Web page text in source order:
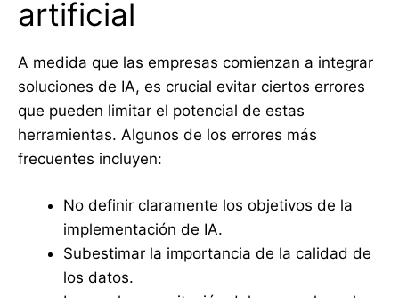
artificial
A medida que las empresas comienzan a integrar
soluciones de IA, es crucial evitar ciertos errores
que pueden limitar el potencial de estas
herramientas. Algunos de los errores más
frecuentes incluyen:
No definir claramente los objetivos de la
implementación de IA.
Subestimar la importancia de la calidad de
los datos.